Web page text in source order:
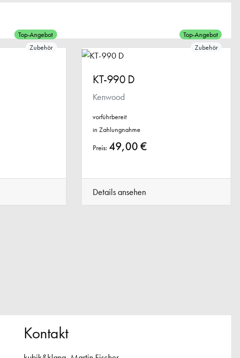
Top-Angebot
Zubehör
Top-Angebot
Zubehör
KT-990 D
Kenwood
vorführbereit
in Zahlungnahme
Preis: 49,00 €
Details ansehen
Kontakt